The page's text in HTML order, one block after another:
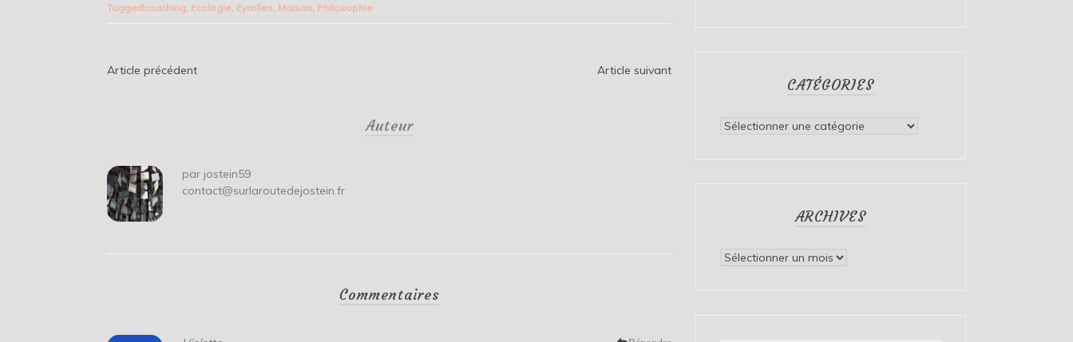
Taggedcoaching Ecologie Eyrolles Maison Philosophie
Navigation
Article précédent Article suivant
Auteur
par jostein59
contact@surlaroutedejostein.fr
Commentaires
CATÉGORIES
Catégories
ARCHIVES
Archives